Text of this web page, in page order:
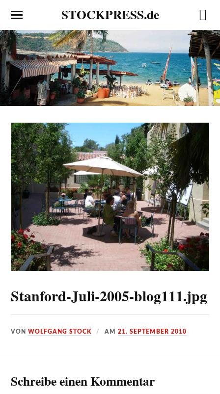
STOCKPRESS.de
Stanford-Juli-2005-blog111.jpg
VONWOLFGANG STOCK AM21. SEPTEMBER 2010
Schreibe einen Kommentar